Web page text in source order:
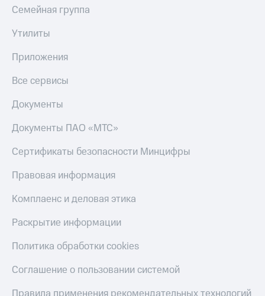
Семейная группа
Утилиты
Приложения
Все сервисы
Документы
Документы ПАО «МТС»
Сертификаты безопасности Минцифры
Правовая информация
Комплаенс и деловая этика
Раскрытие информации
Политика обработки cookies
Соглашение о пользовании системой